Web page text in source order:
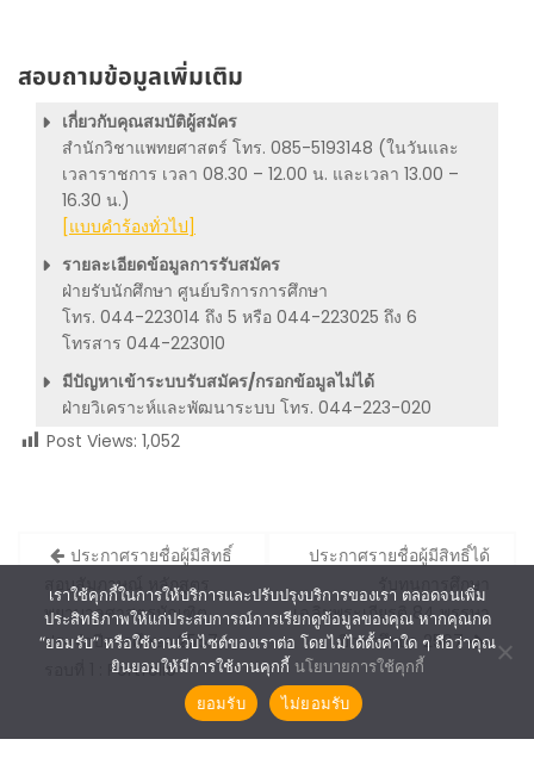
สอบถามข้อมูลเพิ่มเติม
เกี่ยวกับคุณสมบัติผู้สมัคร
สำนักวิชาแพทยศาสตร์ โทร. 085-5193148 (ในวันและ
เวลาราชการ เวลา 08.30 – 12.00 น. และเวลา 13.00 –
16.30 น.)
[แบบคำร้องทั่วไป]
รายละเอียดข้อมูลการรับสมัคร
ฝ่ายรับนักศึกษา ศูนย์บริการการศึกษา
โทร. 044-223014 ถึง 5 หรือ 044-223025 ถึง 6
โทรสาร 044-223010
มีปัญหาเข้าระบบรับสมัคร/กรอกข้อมูลไม่ได้
ฝ่ายวิเคราะห์และพัฒนาระบบ โทร. 044-223-020
Post Views: 1,052
Post
navigation
ประกาศรายชื่อผู้มีสิทธิ์
สอบสัมภาษณ์ หลักสูตร
พยาบาลศาสตรบัณฑิต
ประจำปีการศึกษา 2567
รอบที่ 1 : Portfolio
ประกาศรายชื่อผู้มีสิทธิ์ได้
รับทุนการศึกษา
เฉลิมพระเกียรติ 84 พรรษา
ปีการศึกษา 2567
เราใช้คุกกี้ในการให้บริการและปรับปรุงบริการของเรา ตลอดจนเพิ่ม
ประสิทธิภาพให้แก่ประสบการณ์การเรียกดูข้อมูลของคุณ หากคุณกด
“ยอมรับ” หรือใช้งานเว็บไซต์ของเราต่อ โดยไม่ได้ตั้งค่าใด ๆ ถือว่าคุณ
ยินยอมให้มีการใช้งานคุกกี้ นโยบายการใช้คุกกี้
ยอมรับ
ไม่ยอมรับ